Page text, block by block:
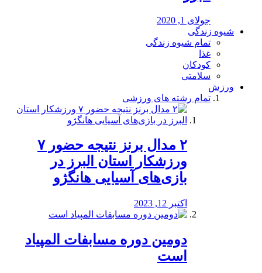
جولای 1, 2020
شیوه زندگی
تمام شیوه زندگی
غذا
کودکان
سلامتی
ورزش
تمام رشته های ورزشی
۲ مدال برنز نتیجه حضور ۷
ورزشکار استان البرز در
بازی‌های آسیایی هانگژو
اکتبر 12, 2023
دومین دوره مسابفات المپیاد
است